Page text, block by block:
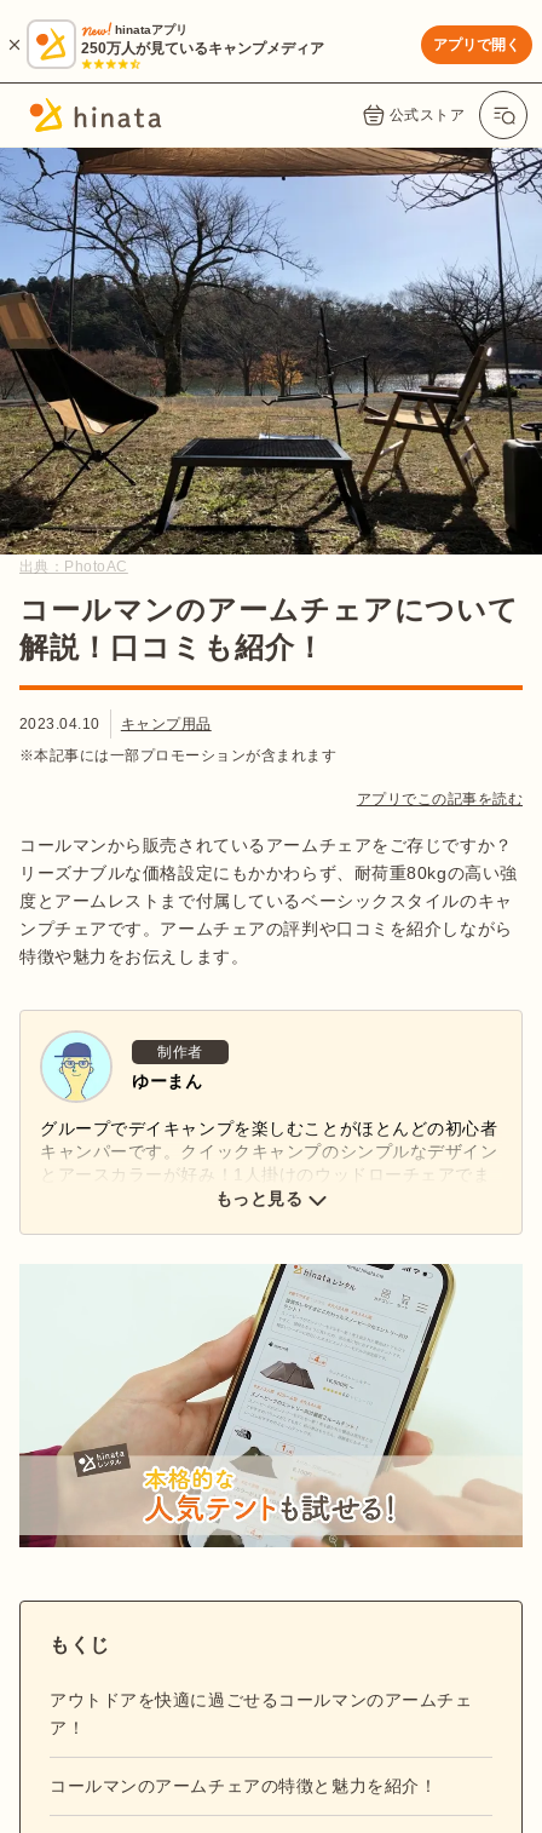
hinataアプリ
250万人が見ているキャンプメディア アプリで開く
公式ストア
出典： PhotoAC
コールマンのアームチェアについて
解説！口コミも紹介！
2023.04.10
キャンプ用品
※本記事には一部プロモーションが含まれます
アプリでこの記事を読む
コールマンから販売されているアームチェアをご存じですか？
リーズナブルな価格設定にもかかわらず、耐荷重80kgの高い強
度とアームレストまで付属しているベーシックスタイルのキャ
ンプチェアです。アームチェアの評判や口コミを紹介しながら
特徴や魅力をお伝えします。
制作者
ゆーまん
グループでデイキャンプを楽しむことがほとんどの初心者
キャンパーです。クイックキャンプのシンプルなデザイン
とアースカラーが好み！1人掛けのウッドローチェアでま
ったりとコーヒーを飲むのがお気に入り。
もっと見る
もくじ
アウトドアを快適に過ごせるコールマンのアームチェ
ア！
コールマンのアームチェアの特徴と魅力を紹介！